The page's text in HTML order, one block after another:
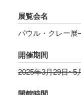
基づき、充実し
っていませんで
兵庫県立美術
ル・クレー展
展覧会名
パウル・クレー
開催期間
2025年3月29日~5